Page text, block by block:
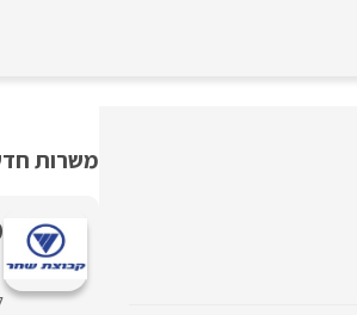
משרות